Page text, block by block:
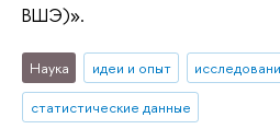
ВШЭ)».
Наука идеи и опыт
статистические данные